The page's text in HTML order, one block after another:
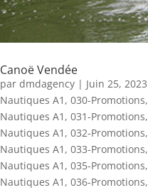
Canoë Vendée
par dmdagency | Juin 25, 2023
Nautiques A1 , 030-Promotions,
Nautiques A1 , 031-Promotions,
Nautiques A1 , 032-Promotions,
Nautiques A1 , 033-Promotions,
Nautiques A1 , 035-Promotions,
Nautiques A1 , 036-Promotions,